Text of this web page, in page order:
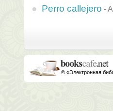
Perro callejero -
© «Электронная